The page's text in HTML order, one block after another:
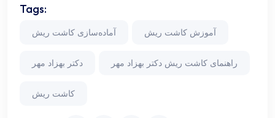
Tags:
آماده‌سازی کاشت ریش آموزش کاشت ریش
دکتر بهزاد مهر راهنمای کاشت ریش دکتر بهزاد مهر
کاشت ریش